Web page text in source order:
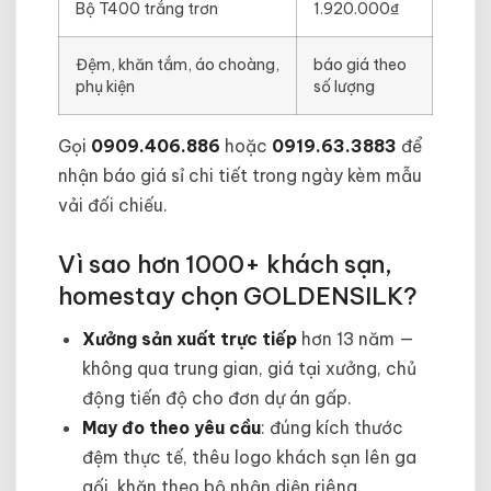
Bộ T400 trắng trơn 1.920.000₫
Đệm, khăn tắm, áo choàng,
phụ kiện
báo giá theo
số lượng
Gọi 0909.406.886 hoặc 0919.63.3883 để
nhận báo giá sỉ chi tiết trong ngày kèm mẫu
vải đối chiếu.
Vì sao hơn 1000+ khách sạn,
homestay chọn GOLDENSILK?
Xưởng sản xuất trực tiếp hơn 13 năm —
không qua trung gian, giá tại xưởng, chủ
động tiến độ cho đơn dự án gấp.
May đo theo yêu cầu: đúng kích thước
đệm thực tế, thêu logo khách sạn lên ga